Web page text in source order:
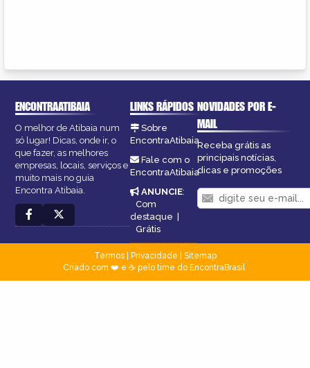
ENCONTRAATIBAIA
O melhor de Atibaia num
só lugar! Dicas, onde ir, o
que fazer, as melhores
empresas, locais, serviços e
muito mais no guia
Encontra Atibaia.
LINKS RÁPIDOS
Sobre
EncontraAtibaia
Fale com o
EncontraAtibaia
ANUNCIE:
Com
destaque
Grátis
NOVIDADES POR E-
MAIL
Receba grátis as
principais notícias,
dicas e promoções
Termos| Privacidade
Sitemap
Criado com ❤️ e ☕ pelo time do EncontraBrasil